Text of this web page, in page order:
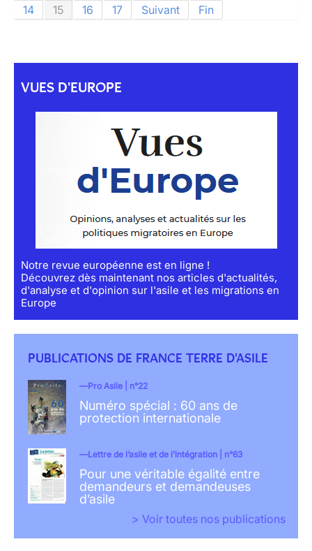
14 15 16 17 Suivant Fin
VUES D'EUROPE
Notre revue européenne est en ligne !
Découvrez dès maintenant nos articles d'actualités,
d'analyse et d'opinion sur l'asile et les migrations en
Europe
PUBLICATIONS DE FRANCE TERRE D'ASILE
Pro Asile | n°22
Numéro spécial : 60 ans de
protection internationale
Lettre de l’asile et de l’intégration | n°63
Pour une véritable égalité entre
demandeurs et demandeuses
d’asile
> Voir toutes nos publications